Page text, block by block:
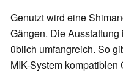
Genutzt wird eine
Gängen. Die
üblich umfangreich. So
MIK-System